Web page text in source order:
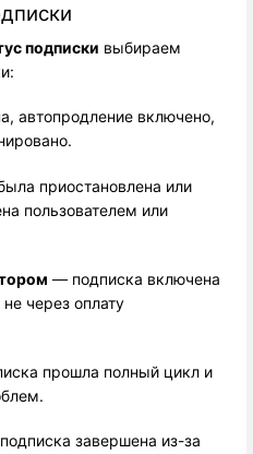
подписки выбираем
автопродление включено,
приостановлена или
пользователем или
— подписка включена
через оплату
прошла полный цикл и
завершена из-за